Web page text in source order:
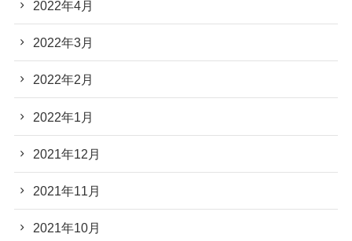
2022年4月
2022年3月
2022年2月
2022年1月
2021年12月
2021年11月
2021年10月